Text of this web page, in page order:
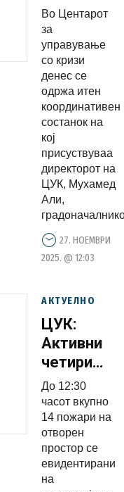
поради
лизгање
на
земјиште
на Водно
Во Центарот
за
управување
со кризи
денес се
одржа итен
координативен
состанок на
кој
присуствуваа
директорот на
ЦУК, Мухамед
Али,
27. НОЕМВРИ
2025. @ 12:03
АКТУЕЛНО
ЦУК:
Активни
четири
пожари
на
отворен
простор,
шест
До 12:30
часот вкупно
14 пожари на
отворен
простор се
евидентирани
на